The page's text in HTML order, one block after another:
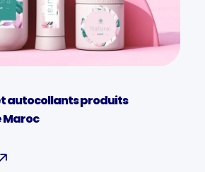
autocollants produits
Maroc